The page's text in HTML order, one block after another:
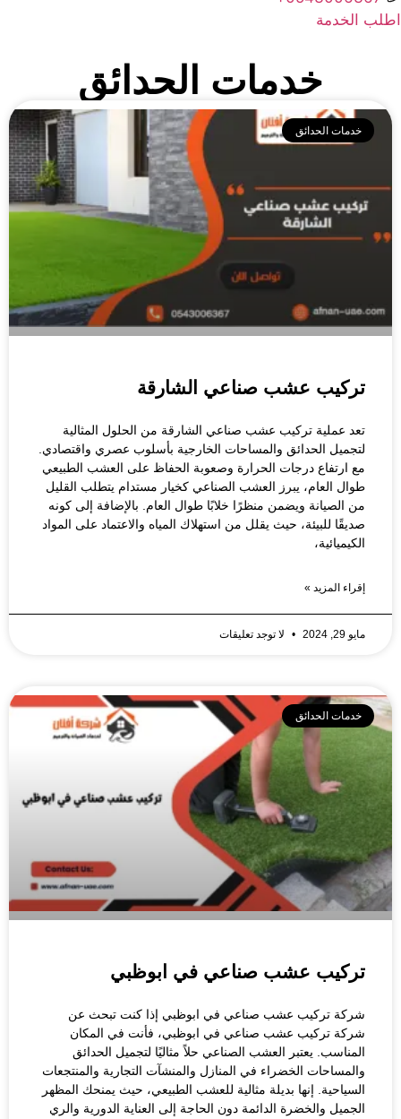
اطلب الخدمة
خدمات الحدائق
خدمات الحدائق
تركيب عشب صناعي الشارقة
تعد عملية تركيب عشب صناعي الشارقة من الحلول المثالية
لتجميل الحدائق والمساحات الخارجية بأسلوب عصري واقتصادي.
مع ارتفاع درجات الحرارة وصعوبة الحفاظ على العشب الطبيعي
طوال العام، يبرز العشب الصناعي كخيار مستدام يتطلب القليل
من الصيانة ويضمن منظرًا خلابًا طوال العام. بالإضافة إلى كونه
صديقًا للبيئة، حيث يقلل من استهلاك المياه والاعتماد على المواد
الكيميائية،
إقراء المزيد »
مايو 29, 2024 لا توجد تعليقات
خدمات الحدائق
تركيب عشب صناعي في ابوظبي
شركة تركيب عشب صناعي في ابوظبي إذا كنت تبحث عن
شركة تركيب عشب صناعي في ابوظبي، فأنت في المكان
المناسب. يعتبر العشب الصناعي حلاً مثاليًا لتجميل الحدائق
والمساحات الخضراء في المنازل والمنشآت التجارية والمنتجعات
السياحية. إنها بديلة مثالية للعشب الطبيعي، حيث يمنحك المظهر
الجميل والخضرة الدائمة دون الحاجة إلى العناية الدورية والري